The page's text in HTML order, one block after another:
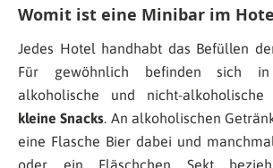
Womit ist eine Minibar im
Jedes Hotel handhabt das Befüllen
Für gewöhnlich befinden sich
alkoholische und nicht-alkoholische
kleine Snacks. An alkoholischen
eine Flasche Bier dabei und
oder ein Fläschchen Sekt